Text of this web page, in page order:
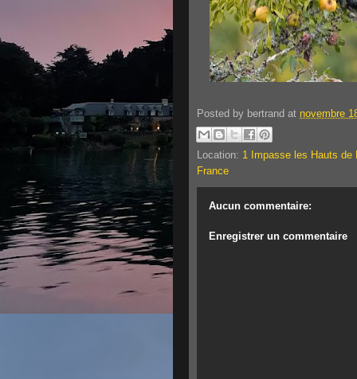
Posted by bertrand at novembre
Location: 1 Impasse les Hauts de
France
Aucun commentaire:
Enregistrer un commentaire